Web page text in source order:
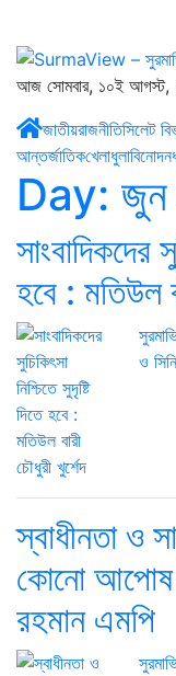
আজ সোমবার, ১০ই আগস্ট,
জাতীয়রাজনীতিসিলেট
আন্তর্জাতিকখেলাধুলাবিনোদন
Day: জুন
সাংবাদিকদের
হবে : মতিউল
ও
স্বাধীনতা ও
কোনো আপোষ
রহমান এমপি